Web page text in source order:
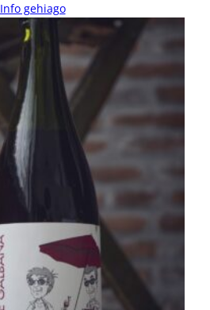
Info gehiago